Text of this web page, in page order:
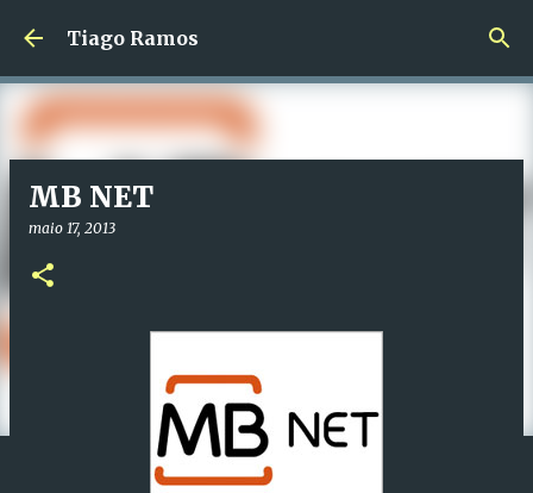
Avançar para o conteúdo principal
Tiago Ramos
MB NET
maio 17, 2013